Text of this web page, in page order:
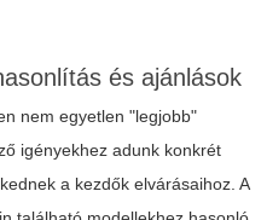
és ajánlások
nem egyetlen "legjobb"
igényekhez adunk konkrét
a kezdők elvárásaihoz. A